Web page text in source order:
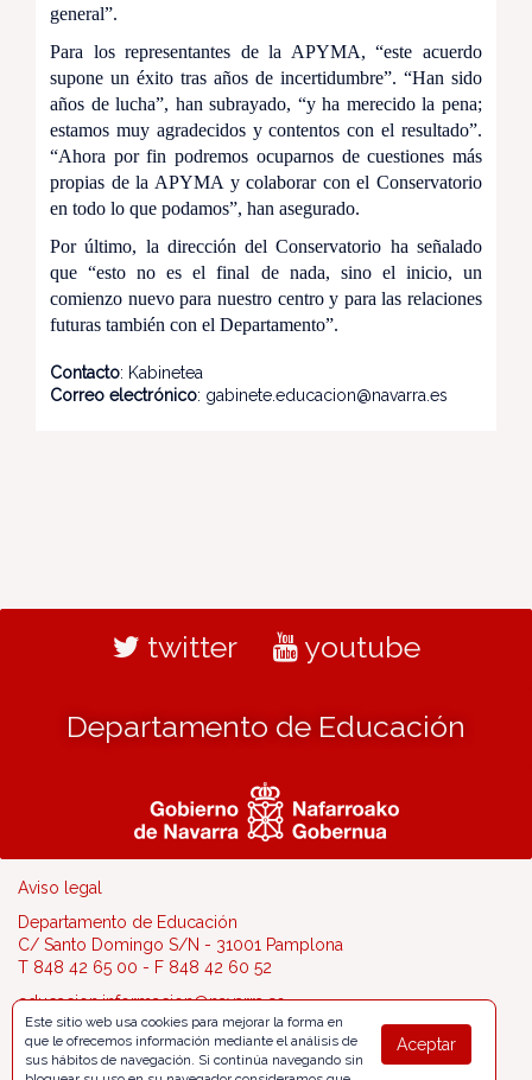
general”.
Para los representantes de la APYMA, “este acuerdo
supone un éxito tras años de incertidumbre”. “Han sido
años de lucha”, han subrayado, “y ha merecido la pena;
estamos muy agradecidos y contentos con el resultado”.
“Ahora por fin podremos ocuparnos de cuestiones más
propias de la APYMA y colaborar con el Conservatorio
en todo lo que podamos”, han asegurado.
Por último, la dirección del Conservatorio ha señalado
que “esto no es el final de nada, sino el inicio, un
comienzo nuevo para nuestro centro y para las relaciones
futuras también con el Departamento”.
Contacto: Kabinetea
Correo electrónico: gabinete.educacion@navarra.es
twitter youtube
Departamento de Educación
Aviso legal
Departamento de Educación
C/ Santo Domingo S/N - 31001 Pamplona
T 848 42 65 00 - F 848 42 60 52
educacion.informacion@navarra.es
Aceptar
Este sitio web usa cookies para mejorar la forma en
que le ofrecemos información mediante el análisis de
sus hábitos de navegación. Si continúa navegando sin